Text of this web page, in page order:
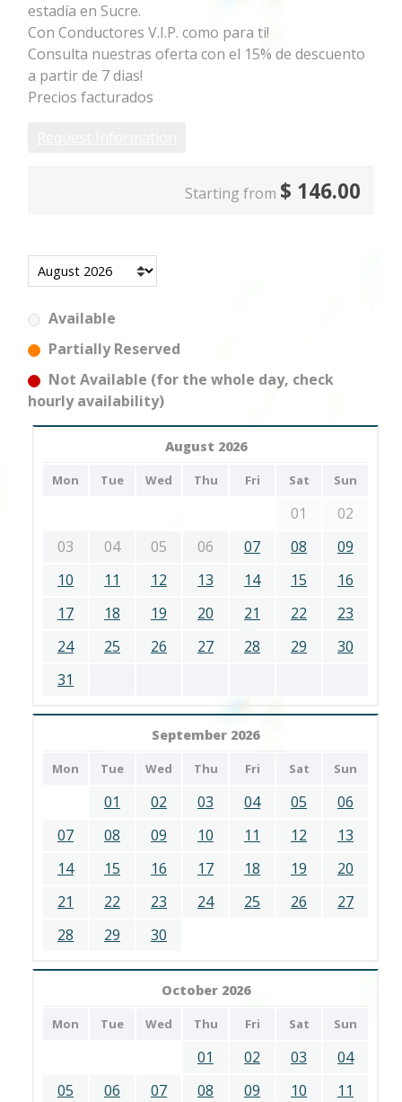
estadía en Sucre.
Con Conductores V.I.P. como para ti!
Consulta nuestras oferta con el 15% de descuento
a partir de 7 dias!
Precios facturados
Starting from $ 146.00
Available
Partially Reserved
Not Available (for the whole day, check
hourly availability)
August 2026
Mon Tue Wed Thu Fri Sat Sun
01
02
03
04 05 06 07 08
09
10
11 12 13 14 15
16
17
18 19 20 21 22
23
24
25 26 27 28 29
30
31
September 2026
Mon Tue Wed Thu Fri Sat Sun
01 02 03 04 05
06
07
08 09 10 11 12
13
14
15 16 17 18 19
20
21
22 23 24 25 26
27
28
29 30
October 2026
Mon Tue Wed Thu Fri Sat Sun
01 02 03
04
05
06 07 08 09 10 11